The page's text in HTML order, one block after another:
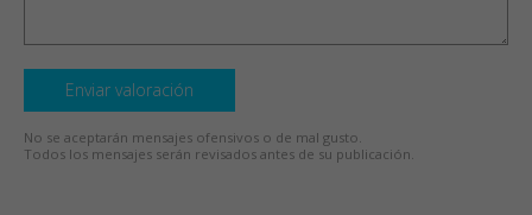
Enviar valoración
No se aceptarán mensajes ofensivos o de mal gusto.
Todos los mensajes serán revisados antes de su publicación.